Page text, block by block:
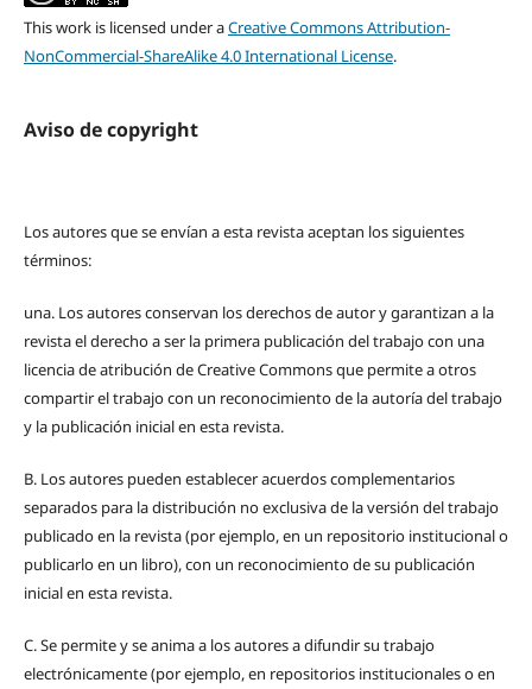
This work is licensed under aCreative Commons Attribution-
NonCommercial-ShareAlike 4.0 International License.
Aviso de copyright
Los autores que se envían a esta revista aceptan los siguientes
términos:
una. Los autores conservan los derechos de autor y garantizan a la
revista el derecho a ser la primera publicación del trabajo con una
licencia de atribución de Creative Commons que permite a otros
compartir el trabajo con un reconocimiento de la autoría del trabajo
y la publicación inicial en esta revista.
B. Los autores pueden establecer acuerdos complementarios
separados para la distribución no exclusiva de la versión del trabajo
publicado en la revista (por ejemplo, en un repositorio institucional o
publicarlo en un libro), con un reconocimiento de su publicación
inicial en esta revista.
C.Se permite y se anima a los autores a difundir su trabajo
electrónicamente (por ejemplo, en repositorios institucionales o en